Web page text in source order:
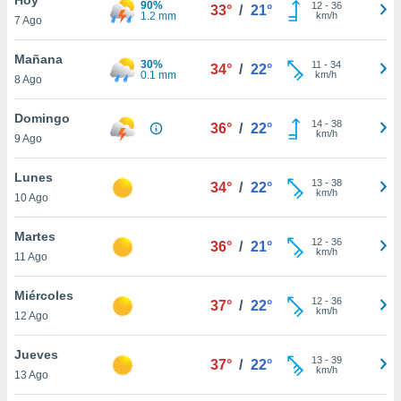
en
más
nuestra
de
cookies
aceptar
7 Ago
90%
1.2 mm
33° / 21° 12- 36
km/h
Mañana
8 Ago
30%
0.1 mm
34° / 22° 11 - 34
km/h
Domingo
9 Ago
36° / 22° 14- 38
km/h
Lunes
10 Ago
34° / 22° 13- 38
km/h
Martes
11 Ago
36° / 21° 12- 36
km/h
Miércoles
12 Ago
37° / 22° 12- 36
km/h
Jueves
13 Ago
37° / 22° 13- 39
km/h